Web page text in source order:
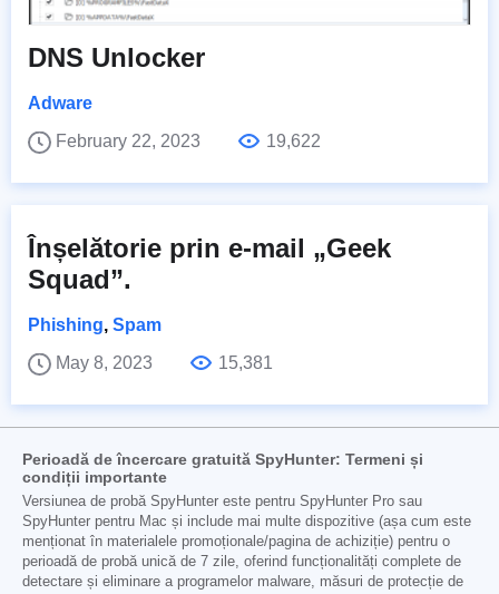
DNS Unlocker
Adware
February 22, 2023
19,622
Înșelătorie prin e-mail „Geek
Squad”.
Phishing, Spam
May 8, 2023
15,381
Perioadă de încercare gratuită SpyHunter: Termeni și
condiții importante
Versiunea de probă SpyHunter este pentru SpyHunter Pro sau
SpyHunter pentru Mac și include mai multe dispozitive (așa cum este
menționat în materialele promoționale/pagina de achiziție) pentru o
perioadă de probă unică de 7 zile, oferind funcționalități complete de
detectare și eliminare a programelor malware, măsuri de protecție de